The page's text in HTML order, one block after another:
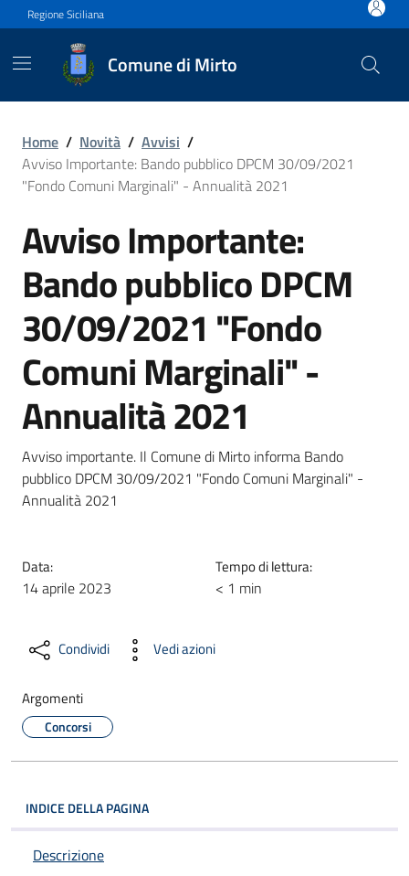
Vai ai contenuti
Vai al footer
Regione Siciliana
Comune di Mirto
Avviso Importante: Bando
Home / Novità / Avvisi /
Avviso Importante: Bando pubblico DPCM 30/09/2021
"Fondo Comuni Marginali" - Annualità 2021
Avviso Importante:
Bando pubblico DPCM
30/09/2021 "Fondo
Comuni Marginali" -
Annualità 2021
Avviso importante. Il Comune di Mirto informa Bando
pubblico DPCM 30/09/2021 "Fondo Comuni Marginali" -
Annualità 2021
Data:
14 aprile 2023
Tempo di lettura:
< 1 min
Condividi Vedi azioni
Argomenti
Concorsi
INDICE DELLA PAGINA
Descrizione